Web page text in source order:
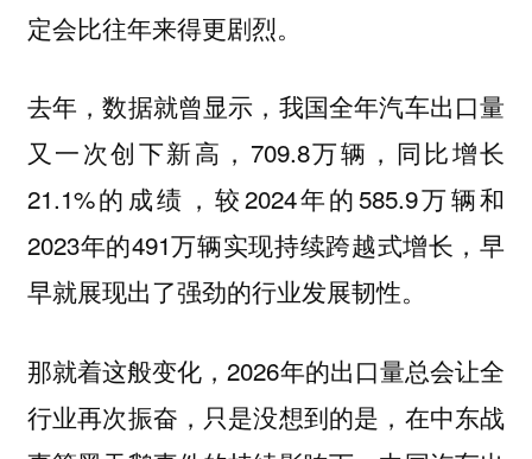
定会比往年来得更剧烈。
去年，数据就曾显示，我国全年汽车出口量
又一次创下新高，709.8万辆，同比增长
21.1%的成绩，较2024年的585.9万辆和
2023年的491万辆实现持续跨越式增长，早
早就展现出了强劲的行业发展韧性。
那就着这般变化，2026年的出口量总会让全
行业再次振奋，只是没想到的是，在中东战